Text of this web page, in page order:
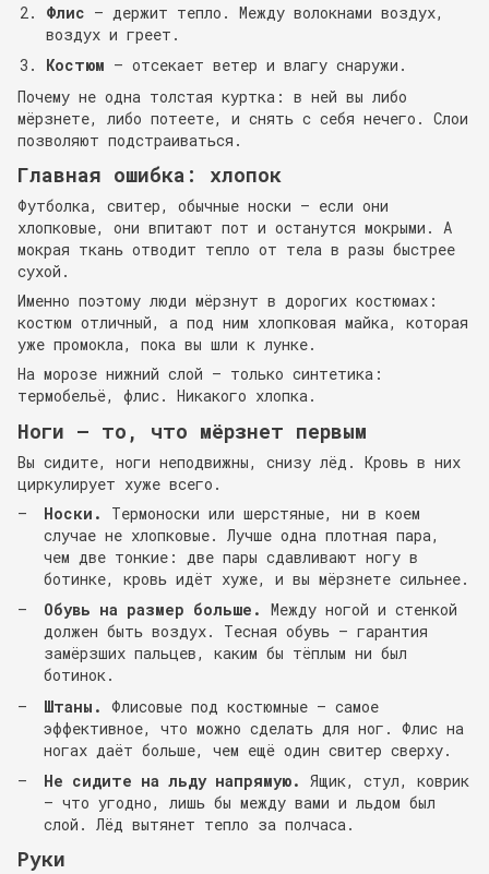
Флис — держит тепло. Между волокнами воздух,
воздух и греет.
Костюм — отсекает ветер и влагу снаружи.
Почему не одна толстая куртка: в ней вы либо
мёрзнете, либо потеете, и снять с себя нечего. Слои
позволяют подстраиваться.
Главная ошибка: хлопок
Футболка, свитер, обычные носки — если они
хлопковые, они впитают пот и останутся мокрыми. А
мокрая ткань отводит тепло от тела в разы быстрее
сухой.
Именно поэтому люди мёрзнут в дорогих костюмах:
костюм отличный, а под ним хлопковая майка, которая
уже промокла, пока вы шли к лунке.
На морозе нижний слой — только синтетика:
термобельё, флис. Никакого хлопка.
Ноги — то, что мёрзнет первым
Вы сидите, ноги неподвижны, снизу лёд. Кровь в них
циркулирует хуже всего.
Носки.
Термоноски или шерстяные, ни в коем
случае не хлопковые. Лучше одна плотная пара,
чем две тонкие: две пары сдавливают ногу в
ботинке, кровь идёт хуже, и вы мёрзнете сильнее.
Обувь на размер больше. Между ногой и стенкой
должен быть воздух. Тесная обувь — гарантия
замёрзших пальцев, каким бы тёплым ни был
ботинок.
Штаны. Флисовые под костюмные — самое
эффективное, что можно сделать для ног. Флис на
ногах даёт больше, чем ещё один свитер сверху.
Не сидите на льду напрямую. Ящик, стул, коврик
— что угодно, лишь бы между вами и льдом был
слой. Лёд вытянет тепло за полчаса.
Руки